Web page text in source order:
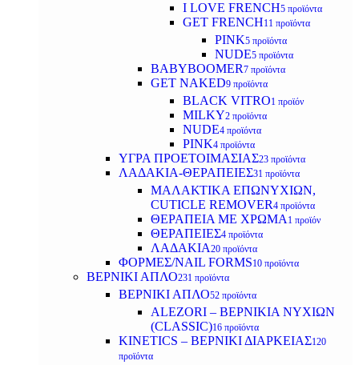
I LOVE FRENCH5 προϊόντα
GET FRENCH11 προϊόντα
PINK5 προϊόντα
NUDE5 προϊόντα
BABYBOOMER7 προϊόντα
GET NAKED9 προϊόντα
BLACK VITRO1 προϊόν
MILKY2 προϊόντα
NUDE4 προϊόντα
PINK4 προϊόντα
ΥΓΡΑ ΠΡΟΕΤΟΙΜΑΣΙΑΣ23 προϊόντα
ΛΑΔΑΚΙΑ-ΘΕΡΑΠΕΙΕΣ31 προϊόντα
ΜΑΛΑΚΤΙΚΑ ΕΠΩΝΥΧΙΩΝ,
CUTICLE REMOVER4 προϊόντα
ΘΕΡΑΠΕΙΑ ΜΕ ΧΡΩΜΑ 1 προϊόν
ΘΕΡΑΠΕΙΕΣ4 προϊόντα
ΛΑΔΑΚΙΑ20 προϊόντα
ΦΟΡΜΕΣ/NAIL FORMS10 προϊόντα
ΒΕΡΝΙΚΙ ΑΠΛΟ231 προϊόντα
ΒΕΡΝΙΚΙ ΑΠΛΟ52 προϊόντα
ALEZORI – ΒΕΡΝΙΚΙΑ ΝΥΧΙΩΝ
(CLASSIC)16 προϊόντα
KINETICS – ΒΕΡΝΙΚΙ ΔΙΑΡΚΕΙΑΣ120
προϊόντα